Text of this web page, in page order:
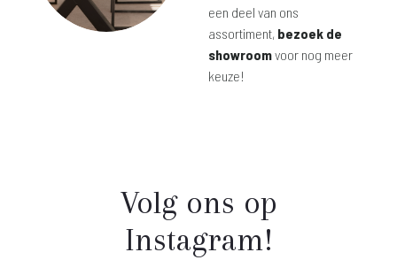
een deel van ons
assortiment, bezoek de
showroomvoor nog meer
keuze!
Volg ons op
Instagram!